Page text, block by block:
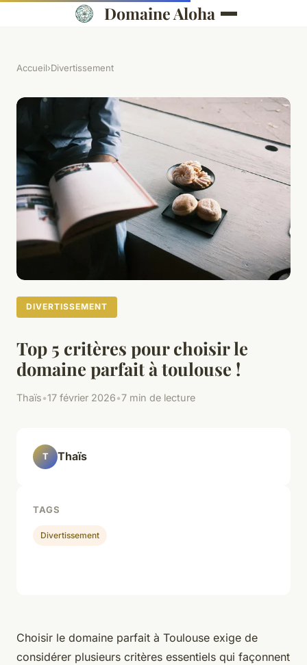
Domaine Aloha
Accueil›Divertissement
DIVERTISSEMENT
Top 5 critères pour choisir le
domaine parfait à toulouse !
Thaïs•17 février 2026•7 min de lecture
Choisir le domaine parfait à Toulouse exige de
considérer plusieurs critères essentiels qui façonnent
T Thaïs
TAGS
Divertissement